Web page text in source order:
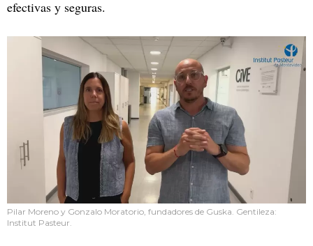
efectivas y seguras.
Pilar Moreno y Gonzalo Moratorio, fundadores de Guska. Gentileza:
Institut Pasteur.